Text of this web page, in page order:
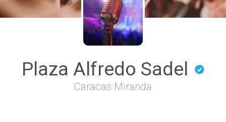
Plaza Alfredo Sadel
Caracas Miranda